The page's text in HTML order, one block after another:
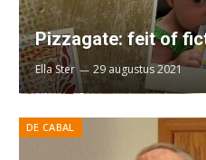
Pizzagate: feit of
Ella Ster 29 augustus 2021
DE CABAL